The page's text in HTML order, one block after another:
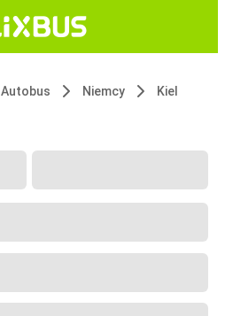
Autobus Niemcy Kiel